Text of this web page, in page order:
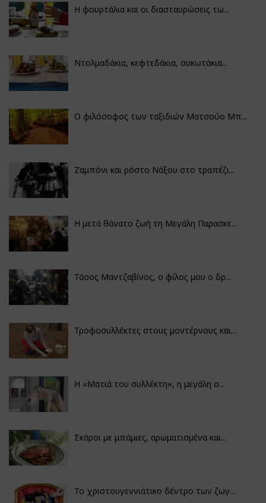
Η φουρτάλια και οι διασταυρώσεις τω...
Ντολμαδάκια, κεφτεδάκια, συκωτάκια...
Ο φιλόσοφος των ταξιδιών Ματσούο Μπ...
Ζαμπόνι και ρόστο Νάξου στο τραπέζι...
Η μετά θάνατο ζωή τη Μεγάλη Παρασκε...
Τάσος Μαντζαβίνος, ο φίλος μου ο δρ...
Τροφοσυλλέκτες στους μοντέρνους και...
H «Ματιά του συλλέκτη», η μεγάλη σ...
Σκάροι με μπάμιες, αρωματισμένα και...
Το χριστουγεννιάτικο δέντρο των ζωγ...